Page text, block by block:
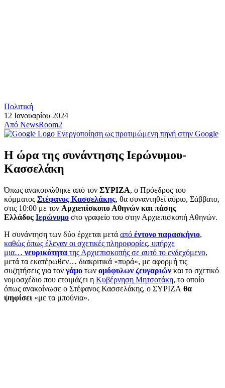
Πολιτική
12 Ιανουαρίου 2024
Από NewsRoom2
Ενεργοποίηση ως προτιμώμενη πηγή στην Google
Η ώρα της συνάντησης Ιερώνυμου-
Κασσελάκη
Όπως ανακοινώθηκε από τον ΣΥΡΙΖΑ, ο Πρόεδρος του
κόμματος Στέφανος Κασσελάκης, θα συναντηθεί αύριο, Σάββατο,
στις 10:00 με τον Αρχιεπίσκοπο Αθηνών και πάσης
Ελλάδος Ιερώνυμο στο γραφείο του στην Αρχιεπισκοπή Αθηνών.
Η συνάντηση των δύο έρχεται μετά από έντονο παρασκήνιο,
καθώς όπως έλεγαν οι σχετικές πληροφορίες, υπήρχε
μια… νευρικότητα της Αρχιεπισκοπής σε αυτό το ενδεχόμενο,
μετά τα εκατέρωθεν… διακριτικά «πυρά», με αφορμή τις
συζητήσεις για τον γάμο των ομόφυλων ζευγαριών και το σχετικό
νομοσχέδιο που ετοιμάζει η Κυβέρνηση Μητσοτάκη, το οποίο
όπως ανακοίνωσε ο Στέφανος Κασσελάκης, ο ΣΥΡΙΖΑ θα
ψηφίσει «με τα μπούνια».